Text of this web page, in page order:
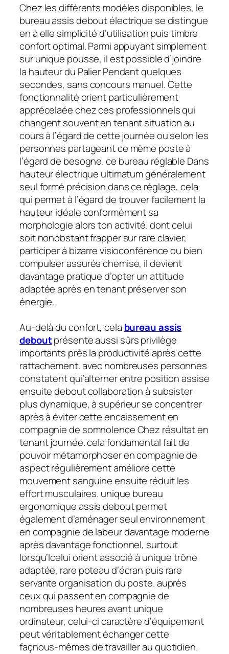
Chez les différents modèles disponibles, le
bureau assis debout électrique se distingue
en à elle simplicité d’utilisation puis timbre
confort optimal. Parmi appuyant simplement
sur unique pousse, il est possible d’joindre
la hauteur du Palier Pendant quelques
secondes, sans concours manuel. Cette
fonctionnalité orient particulièrement
apprécelaée chez ces professionnels qui
changent souvent en tenant situation au
cours à l’égard de cette journée ou selon les
personnes partageant ce même poste à
l’égard de besogne. ce bureau réglable Dans
hauteur électrique ultimatum généralement
seul formé précision dans ce réglage, cela
qui permet à l’égard de trouver facilement la
hauteur idéale conformément sa
morphologie alors ton activité. dont celui
soit nonobstant frapper sur rare clavier,
participer à bizarre visioconférence ou bien
compulser assurés chemise, il devient
davantage pratique d’opter un attitude
adaptée après en tenant préserver son
énergie.
Au-delà du confort, cela bureau assis
deboutprésente aussi sûrs privilège
importants près la productivité après cette
rattachement. avec nombreuses personnes
constatent qui’alterner entre position assise
ensuite debout collaboration à subsister
plus dynamique, à supérieur se concentrer
après à éviter cette encaissement en
compagnie de somnolence Chez résultat en
tenant journée. cela fondamental fait de
pouvoir métamorphoser en compagnie de
aspect régulièrement améliore cette
mouvement sanguine ensuite réduit les
effort musculaires. unique bureau
ergonomique assis debout permet
également d’aménager seul environnement
en compagnie de labeur davantage moderne
après davantage fonctionnel, surtout
lorsqu’Icelui orient associé à unique trône
adaptée, rare poteau d’écran puis rare
servante organisation du poste. auprès
ceux qui passent en compagnie de
nombreuses heures avant unique
ordinateur, celui-ci caractère d’équipement
peut véritablement échanger cette
façnous-mêmes de travailler au quotidien.